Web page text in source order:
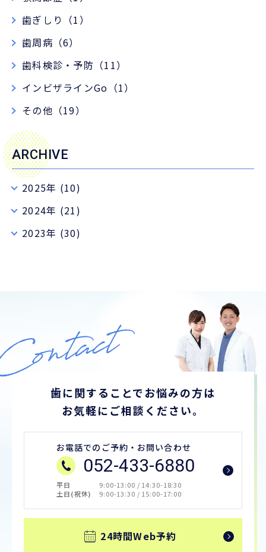
歯ぎしり（1）
歯周病（6）
歯科検診・予防（11）
インビザラインGo（1）
その他（19）
ARCHIVE
2025年 (10)
2024年 (21)
2023年 (30)
歯に関することでお悩みの方は
お気軽にご相談ください。
お電話でのご予約・お問い合わせ
052-433-6880
平日
9:00-13:00 / 14:30-18:30
土日(祝休)
9:00-13:30 / 15:00-17:00
24時間Web予約